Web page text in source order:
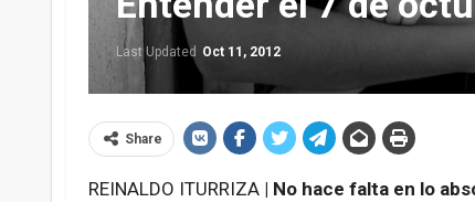
Last Updated Oct 11, 2012
Share
REINALDO ITURRIZA| No hace falta en lo